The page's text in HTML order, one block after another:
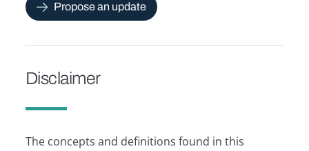
Propose an update
Disclaimer
The concepts and definitions found in this